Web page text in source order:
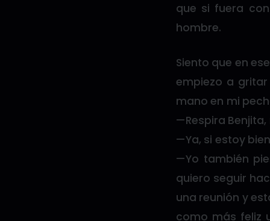
que si fuera
hombre.
Siento que en
empiezo a
mano en mi
—Respira Benjita,
—Ya, si estoy
—Yo también
quiero seguir
una reunión y
como más feliz